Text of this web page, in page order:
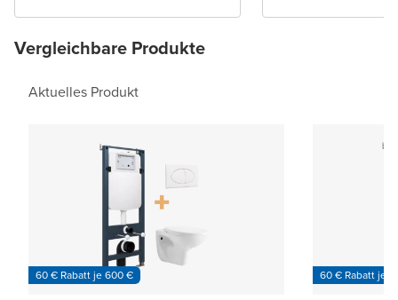
Vergleichbare Produkte
Aktuelles Produkt
60 € Rabatt je 600 € 60 € Rabatt je